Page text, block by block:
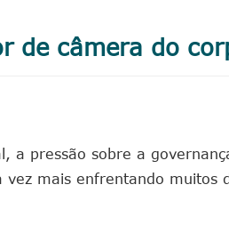
de câmera do
a pressão sobre a
mais enfrentando muitos